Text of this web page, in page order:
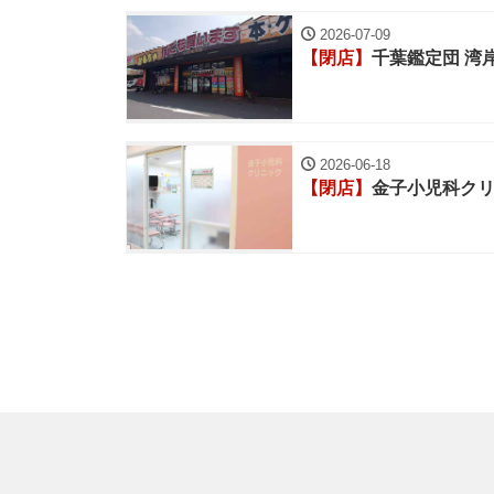
2026-07-09
【閉店】 千葉鑑定団 湾
2026-06-18
【閉店】 金子小児科ク